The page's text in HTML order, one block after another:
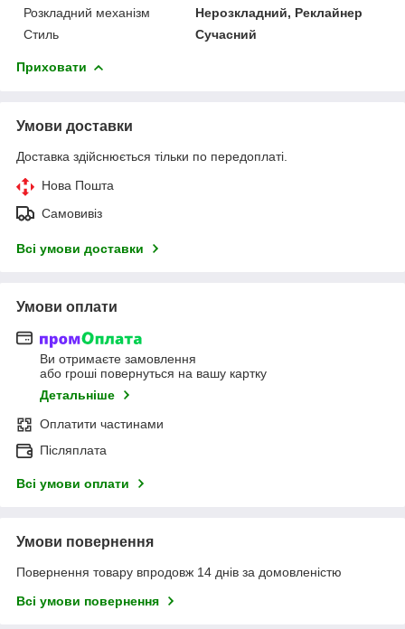
Розкладний механізм
Нерозкладний, Реклайнер
Стиль
Сучасний
Приховати
Умови доставки
Доставка здійснюється тільки по передоплаті.
Нова Пошта
Самовивіз
Всі умови доставки
Умови оплати
Ви отримаєте замовлення
або гроші повернуться на вашу картку
Детальніше
Оплатити частинами
Післяплата
Всі умови оплати
Умови повернення
Повернення товару впродовж 14 днів за домовленістю
Всі умови повернення